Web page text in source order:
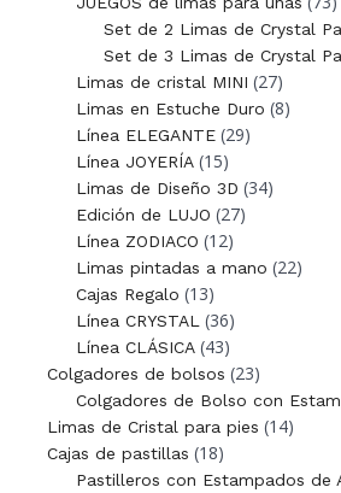
Set de 2 Limas de Crystal
Set de 3 Limas de Crystal
Limas de cristal MINI (27)
Limas en Estuche Duro (8)
Línea ELEGANTE (29)
Línea JOYERÍA (15)
Limas de Diseño 3D (34)
Edición de LUJO (27)
Línea ZODIACO (12)
Limas pintadas a mano (22)
Cajas Regalo (13)
Línea CRYSTAL (36)
Línea CLÁSICA (43)
Colgadores de bolsos (23)
Colgadores de Bolso con
Limas de Cristal para pies (14)
Cajas de pastillas (18)
Pastilleros con Estampados de